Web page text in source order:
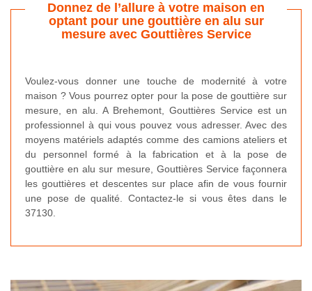
Donnez de l’allure à votre maison en
optant pour une gouttière en alu sur
mesure avec Gouttières Service
Voulez-vous donner une touche de modernité à votre
maison ? Vous pourrez opter pour la pose de gouttière sur
mesure, en alu. A Brehemont, Gouttières Service est un
professionnel à qui vous pouvez vous adresser. Avec des
moyens matériels adaptés comme des camions ateliers et
du personnel formé à la fabrication et à la pose de
gouttière en alu sur mesure, Gouttières Service façonnera
les gouttières et descentes sur place afin de vous fournir
une pose de qualité. Contactez-le si vous êtes dans le
37130.